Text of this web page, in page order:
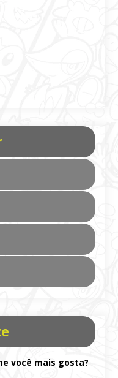
você mais gosta?